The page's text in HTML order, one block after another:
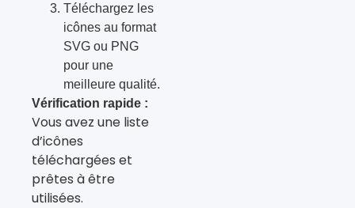
Téléchargez les
icônes au format
SVG ou PNG
pour une
meilleure qualité.
Vérification rapide :
Vous avez une liste
d’icônes
téléchargées et
prêtes à être
utilisées.